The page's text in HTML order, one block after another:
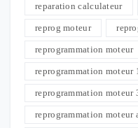
reparation calculateur
reprog moteur
reprogrammation moteur
reprogrammation moteur
reprogrammation moteur
reprogrammation moteur